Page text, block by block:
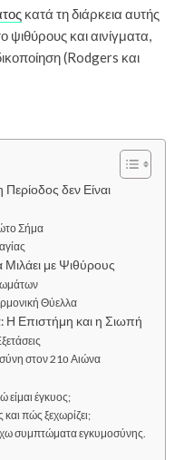
κατά τη διάρκεια αυτής
ψιθύρους και αινίγματα,
(Rodgers και
δεν Είναι
Σήμα
με Ψιθύρους
Θύελλα
Η Επιστήμη και η Σιωπή
στον 21ο Αιώνα
είμαι έγκυος;
και πώς ξεχωρίζει;
συμπτώματα εγκυμοσύνης.